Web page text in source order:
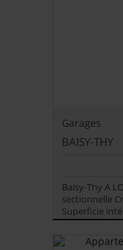
Garages
BAISY-THY
Baisy-Thy A
sectionnelle
Superficie